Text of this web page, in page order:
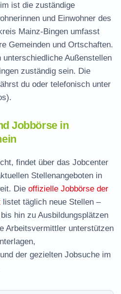
ist die zuständige
und Einwohner des
Mainz-Bingen umfasst
Gemeinden und Ortschaften.
Außenstellen
zuständig sein. Die
du oder telefonisch unter
Jobbörse in
findet über das Jobcenter
Stellenangeboten in
Die offizielle Jobbörse der
listet täglich neue Stellen –
hin zu Ausbildungsplätzen
Arbeitsvermittler unterstützen
der gezielten Jobsuche im